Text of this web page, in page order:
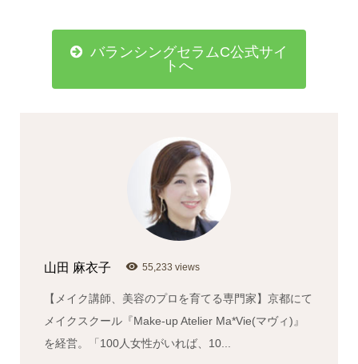
バランシングセラムC公式サイ
トへ
山田 麻衣子 55,233 views
【メイク講師、美容のプロを育てる専門家】京都にて
メイクスクール『Make-up Atelier Ma*Vie(マヴィ)』
を経営。「100人女性がいれば、10...